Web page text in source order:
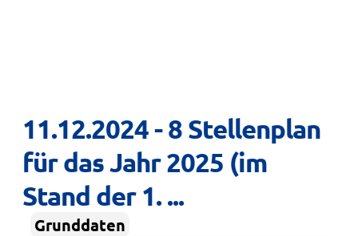
11.12.2024 - 8 Stellenplan
für das Jahr 2025 (im
Stand der 1. ...
Grunddaten